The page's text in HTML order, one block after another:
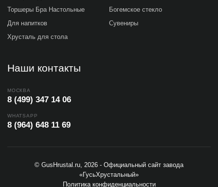
Торшеры Бра Настольные
Для напитков
Хрусталь для стола
Богемское стекло
Сувениры
Наши контакты
МОСКВА
8 (499) 347 14 06
WHATSAPP
8 (964) 648 11 69
© GusHrustal.ru, 2026 - Официальный сайт завода
«ГусьХрустальный»
Политика конфиденциальности